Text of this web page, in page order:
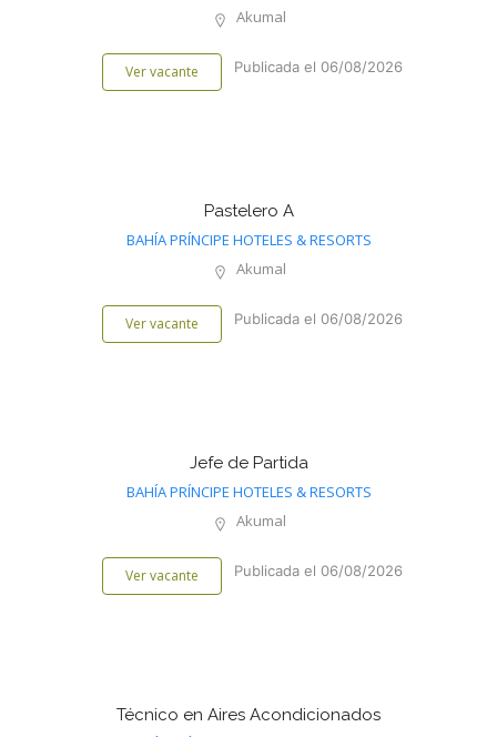
Akumal
Ver vacante Publicada el 06/08/2026
Pastelero A
BAHÍA PRÍNCIPE HOTELES & RESORTS
Akumal
Ver vacante Publicada el 06/08/2026
Jefe de Partida
BAHÍA PRÍNCIPE HOTELES & RESORTS
Akumal
Ver vacante Publicada el 06/08/2026
Técnico en Aires Acondicionados